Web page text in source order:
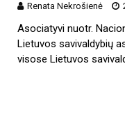
Renata Nekrošienė
Asociatyvi nuotr.
Lietuvos savivaldybių
visose Lietuvos